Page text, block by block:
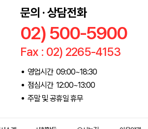
문의 · 상담전화
02) 500-5900
Fax : 02) 2265-4153
영업시간 09:00~18:30
점심시간 12:00~13:00
주말 및 공휴일 휴무